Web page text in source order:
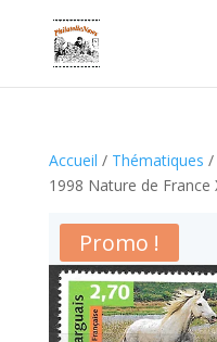
Accueil / Thématiques /
1998 Nature de
Promo !